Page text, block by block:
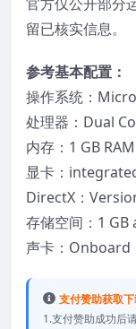
留已核实信息。
参考基本配置：
操作系统：
处理器：Dual
内存：1 GB RAM
显卡：
DirectX：
存储空间：1
声卡：Onboard
支付赞助获取下
1.支付赞助成功后